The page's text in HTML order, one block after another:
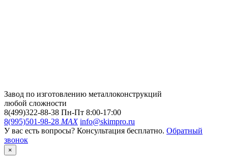
Завод по изготовлению металлоконструкций
любой сложности
8(499)322-88-38 Пн-Пт 8:00-17:00
8(995)501-98-28 MAX info@skimpro.ru
У вас есть вопросы? Консультация бесплатно. Обратный
звонок
×